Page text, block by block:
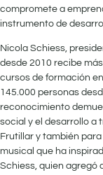
compromete a
instrumento de
Nicola Schiess,
desde 2010 recibe
cursos de formación
145.000 personas
reconocimiento
social y el desarrollo a
Frutillar y también
musical que ha
Schiess, quien agregó